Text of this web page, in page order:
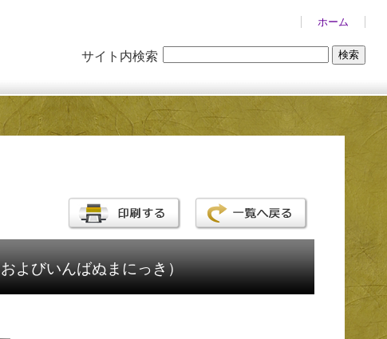
ホーム
サイト内検索
よびいんばぬまにっき）